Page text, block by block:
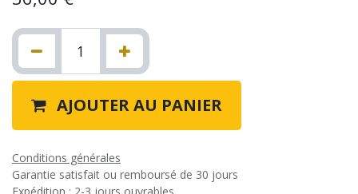
AJOUTER AU PANIER
Conditions générales
Garantie satisfait ou remboursé de 30 jours